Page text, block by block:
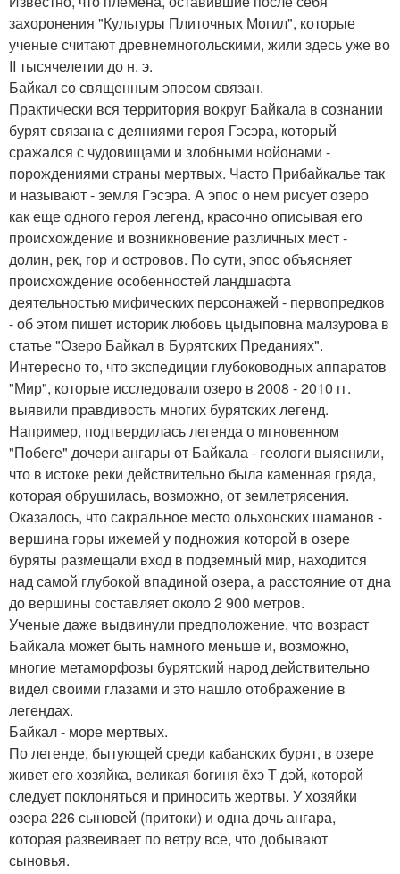
захоронения "Культуры Плиточных Могил", которые
ученые считают древнемногольскими, жили здесь уже во
II тысячелетии до н. э.
Байкал со священным эпосом связан.
Практически вся территория вокруг Байкала в сознании
бурят связана с деяниями героя Гэсэра, который
сражался с чудовищами и злобными нойонами -
порождениями страны мертвых. Часто Прибайкалье так
и называют - земля Гэсэра. А эпос о нем рисует озеро
как еще одного героя легенд, красочно описывая его
происхождение и возникновение различных мест -
долин, рек, гор и островов. По сути, эпос объясняет
происхождение особенностей ландшафта
деятельностью мифических персонажей - первопредков
- об этом пишет историк любовь цыдыповна малзурова в
статье "Озеро Байкал в Бурятских Преданиях".
Интересно то, что экспедиции глубоководных аппаратов
"Мир", которые исследовали озеро в 2008 - 2010 гг.
выявили правдивость многих бурятских легенд.
Например, подтвердилась легенда о мгновенном
"Побеге" дочери ангары от Байкала - геологи выяснили,
что в истоке реки действительно была каменная гряда,
которая обрушилась, возможно, от землетрясения.
Оказалось, что сакральное место ольхонских шаманов -
вершина горы ижемей у подножия которой в озере
буряты размещали вход в подземный мир, находится
над самой глубокой впадиной озера, а расстояние от дна
до вершины составляет около 2 900 метров.
Ученые даже выдвинули предположение, что возраст
Байкала может быть намного меньше и, возможно,
многие метаморфозы бурятский народ действительно
видел своими глазами и это нашло отображение в
легендах.
Байкал - море мертвых.
По легенде, бытующей среди кабанских бурят, в озере
живет его хозяйка, великая богиня ёхэ Т дэй, которой
следует поклоняться и приносить жертвы. У хозяйки
озера 226 сыновей (притоки) и одна дочь ангара,
которая развеивает по ветру все, что добывают
сыновья.